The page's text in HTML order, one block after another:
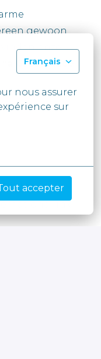
Français
nous assurer
sur
accepter
gewoon
vinden onze
“a Great Place
België
Tax